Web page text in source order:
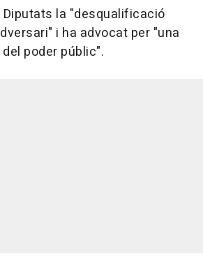
la "desqualificació
i ha advocat per "una
poder públic".